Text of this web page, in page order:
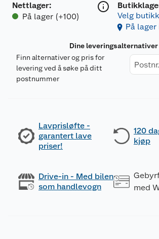
Nettlager:
På lager (+100)
Velg butikk
På
Dine leveringsalternativer
Finn alternativer og pris for
levering ved å søke på ditt
postnummer
Lavprisløfte -
garantert lave
priser!
120
kjøp
Drive-in - Med bilen
som handlevogn
med